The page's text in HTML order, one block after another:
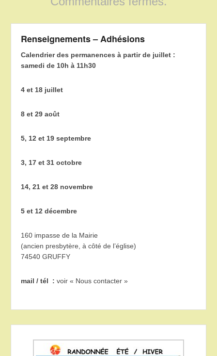
Renseignements – Adhésions
Calendrier des permanences à partir de juillet :
samedi de 10h à 11h30
4 et 18 juillet
8 et 29 août
5, 12 et 19 septembre
3, 17 et 31 octobre
14, 21 et 28 novembre
5 et 12 décembre
160 impasse de la Mairie
(ancien presbytère, à côté de l’église)
74540 GRUFFY
mail / tél :voir « Nous contacter »